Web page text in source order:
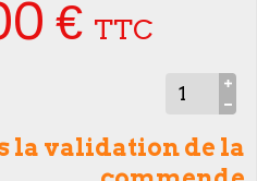
€ TTC
la validation de la